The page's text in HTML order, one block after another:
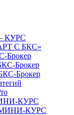
КУРС
С БКС»
Брокер
Брокер
Брокер
КУРС
МИНИ-КУРС